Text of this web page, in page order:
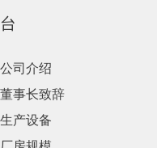
台
公司介绍
董事长致辞
生产设备